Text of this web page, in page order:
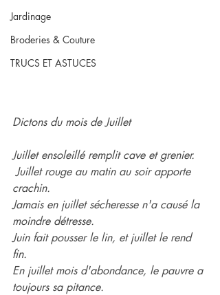
Jardinage
Broderies & Couture
TRUCS ET ASTUCES
Dictons du mois de Juillet
Juillet ensoleillé remplit cave et grenier.
Juillet rouge au matin au soir apporte
crachin.
Jamais en juillet sécheresse n'a causé la
moindre détresse.
Juin fait pousser le lin, et juillet le rend
fin.
En juillet mois d'abondance, le pauvre a
toujours sa pitance.